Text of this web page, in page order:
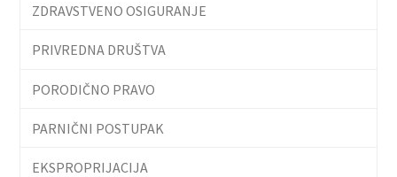
ZDRAVSTVENO OSIGURANJE
PRIVREDNA DRUŠTVA
PORODIČNO PRAVO
PARNIČNI POSTUPAK
EKSPROPRIJACIJA